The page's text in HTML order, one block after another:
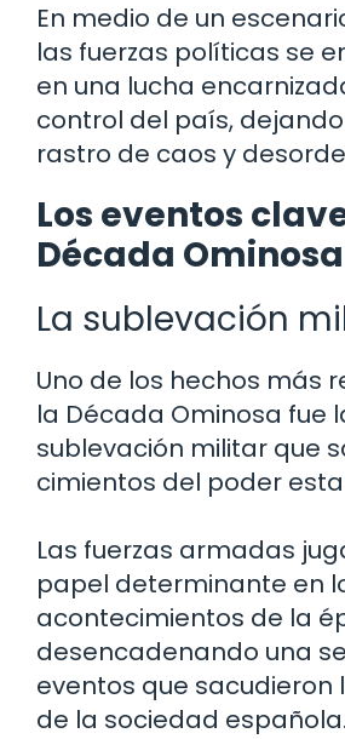
En medio de un
las fuerzas políticas se
en una lucha
control del país,
rastro de caos y
Los eventos
Década Ominosa
La sublevación
Uno de los hechos más
la Década Ominosa fue
sublevación militar que
cimientos del poder
Las fuerzas armadas
papel determinante en
acontecimientos de la
desencadenando una
eventos que sacudieron
de la sociedad española.